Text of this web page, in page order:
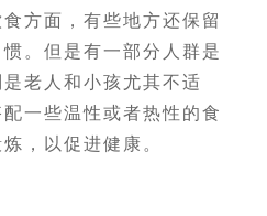
方面，有些地方还保留
。但是有一部分人群是
老人和小孩尤其不适
一些温性或者热性的食
，以促进健康。